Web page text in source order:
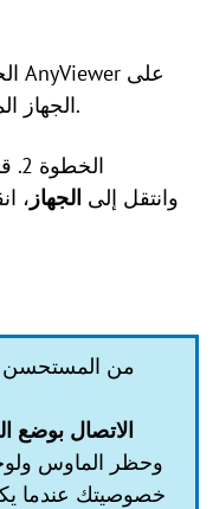
الجهاز المحلي الخاص بك. قم بتثبيته وتشغيله.
AnyViewer وانتقل إلى الجهاز ،
من المستحسن
الاتصال بوضع
وحظر الماوس ولوحة
خصوصيتك عندما